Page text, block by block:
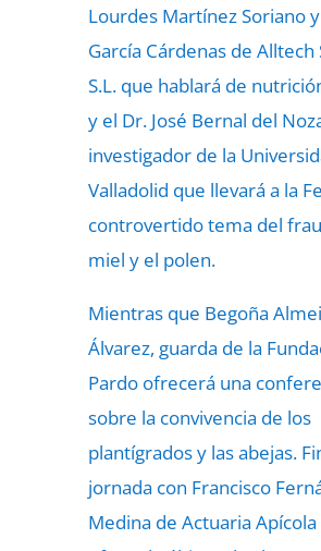
Lourdes Martínez Soriano
García Cárdenas de Alltech
S.L. que hablará de
y el Dr. José Bernal del
investigador de la
Valladolid que llevará a la
controvertido tema del
miel y el polen.
Mientras que Begoña
Álvarez, guarda de la
Pardo ofrecerá una
sobre la convivencia de los
plantígrados y las abejas.
jornada con Francisco
Medina de Actuaria